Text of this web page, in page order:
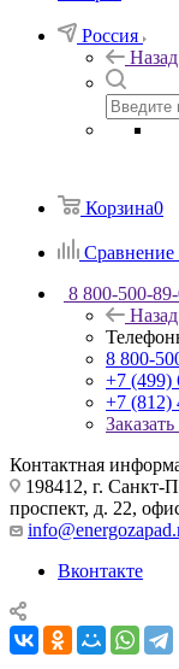
Россия
Назад
Корзина0
Сравнение
8 800-500-
Назад
8 800-
+7 (499)
+7 (812)
Контактная
198412, г. Санкт-
проспект, д. 22,
Вконтакте